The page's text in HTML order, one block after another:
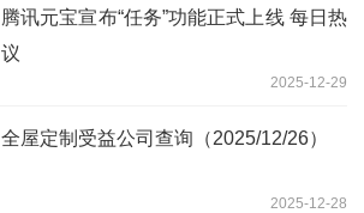
腾讯元宝宣布“任务”功能正式上线 每日热
议
2025-12-29
全屋定制受益公司查询（2025/12/26）
2025-12-28